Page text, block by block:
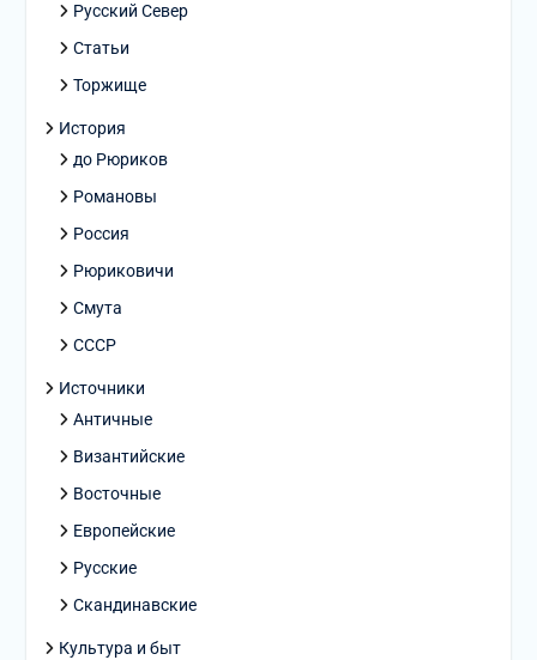
Русский Север
Статьи
Торжище
История
до Рюриков
Романовы
Россия
Рюриковичи
Смута
СССР
Источники
Античные
Византийские
Восточные
Европейские
Русские
Скандинавские
Культура и быт